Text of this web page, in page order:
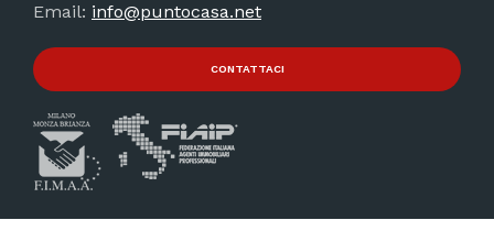
Email: info@puntocasa.net
CONTATTACI